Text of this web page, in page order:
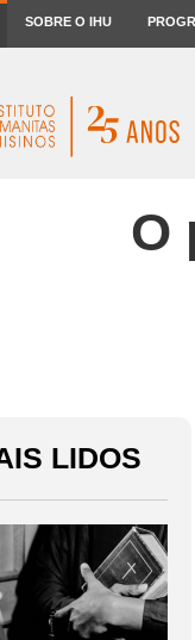
SOBRE O IHU
O
LIDOS